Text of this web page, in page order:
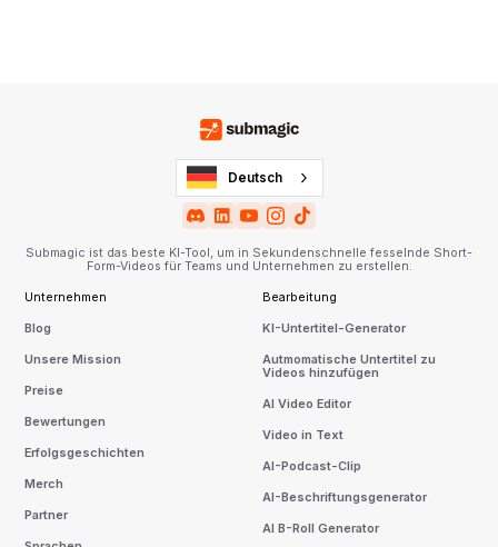
Deutsch
Submagic ist das beste KI-Tool, um in Sekundenschnelle fesselnde Short-
Form-Videos für Teams und Unternehmen zu erstellen.
Unternehmen
Blog
Unsere Mission
Preise
Bewertungen
Erfolgsgeschichten
Merch
Partner
Bearbeitung
KI-Untertitel-Generator
Autmomatische Untertitel zu
Videos hinzufügen
AI Video Editor
Video in Text
AI-Podcast-Clip
AI-Beschriftungsgenerator
AI B-Roll Generator